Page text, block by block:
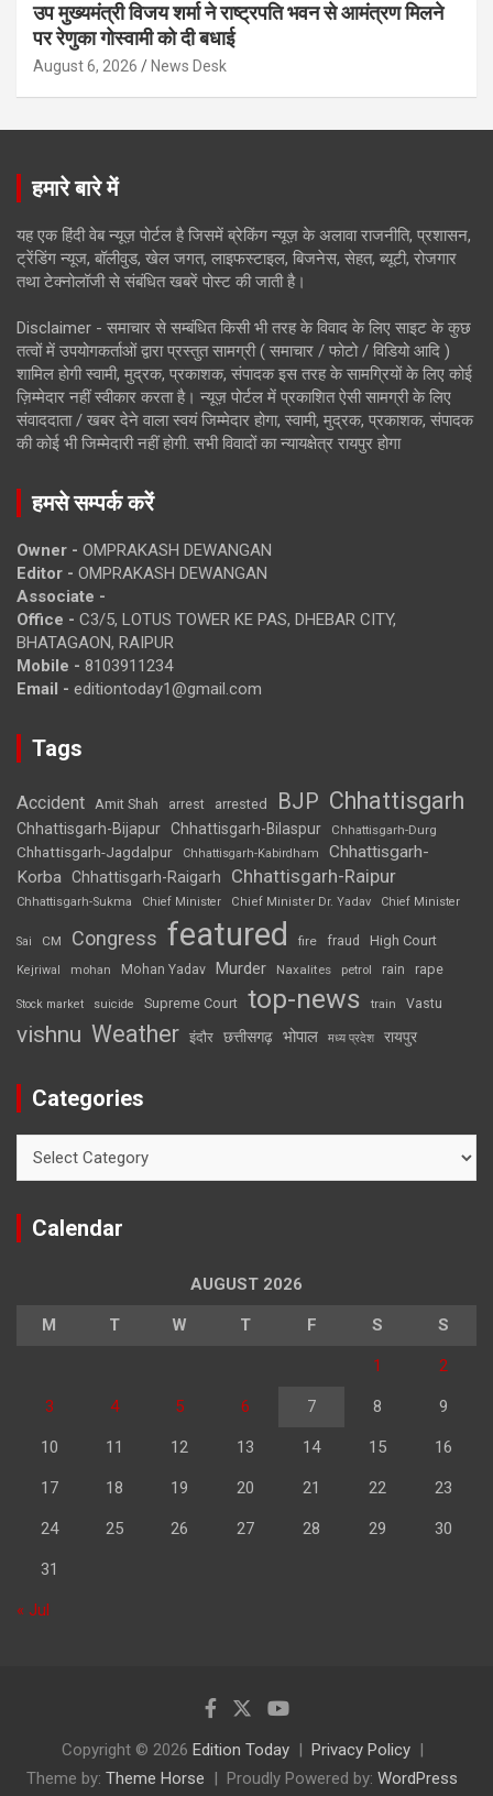
उप मुख्यमंत्री विजय शर्मा ने राष्ट्रपति भवन से आमंत्रण मिलने
पर रेणुका गोस्वामी को दी बधाई
August 6, 2026 News Desk
हमारे बारे में
यह एक हिंदी वेब न्यूज़ पोर्टल है जिसमें ब्रेकिंग न्यूज़ के अलावा राजनीति, प्रशासन,
ट्रेंडिंग न्यूज, बॉलीवुड, खेल जगत, लाइफस्टाइल, बिजनेस, सेहत, ब्यूटी, रोजगार
तथा टेक्नोलॉजी से संबंधित खबरें पोस्ट की जाती है।
Disclaimer - समाचार से सम्बंधित किसी भी तरह के विवाद के लिए साइट के कुछ
तत्वों में उपयोगकर्ताओं द्वारा प्रस्तुत सामग्री ( समाचार / फोटो / विडियो आदि )
शामिल होगी स्वामी, मुद्रक, प्रकाशक, संपादक इस तरह के सामग्रियों के लिए कोई
ज़िम्मेदार नहीं स्वीकार करता है। न्यूज़ पोर्टल में प्रकाशित ऐसी सामग्री के लिए
संवाददाता / खबर देने वाला स्वयं जिम्मेदार होगा, स्वामी, मुद्रक, प्रकाशक, संपादक
की कोई भी जिम्मेदारी नहीं होगी. सभी विवादों का न्यायक्षेत्र रायपुर होगा
हमसे सम्पर्क करें
Owner - OMPRAKASH DEWANGAN
Editor - OMPRAKASH DEWANGAN
Associate -
Office - C3/5, LOTUS TOWER KE PAS, DHEBAR CITY,
BHATAGAON, RAIPUR
Mobile - 8103911234
Email - editiontoday1@gmail.com
Tags
Accident Amit Shah arrest arrested BJP Chhattisgarh
Chhattisgarh-Bijapur Chhattisgarh-Bilaspur Chhattisgarh-Durg
Chhattisgarh-Jagdalpur Chhattisgarh-Kabirdham
Chhattisgarh-
Korba Chhattisgarh-Raigarh Chhattisgarh-Raipur
Chhattisgarh-Sukma Chief Minister Chief Minister Dr. Yadav Chief Minister
Sai CM Congress featured fire fraud High Court
Kejriwal mohan Mohan Yadav Murder Naxalites petrol rain rape
Stock market suicide Supreme Court top-news train Vastu
vishnu Weather इंदौर छत्तीसगढ़ भोपाल मध्य प्रदेश रायपुर
Categories
Calendar
AUGUST 2026
M T W T F S S
1 2
3 4 5 6 7 8 9
10 11 12 13 14 15 16
17 18 19 20 21 22 23
24 25 26 27 28 29 30
31
« Jul
Copyright © 2026 Edition Today
Privacy Policy
Theme by: Theme Horse Proudly Powered by: WordPress